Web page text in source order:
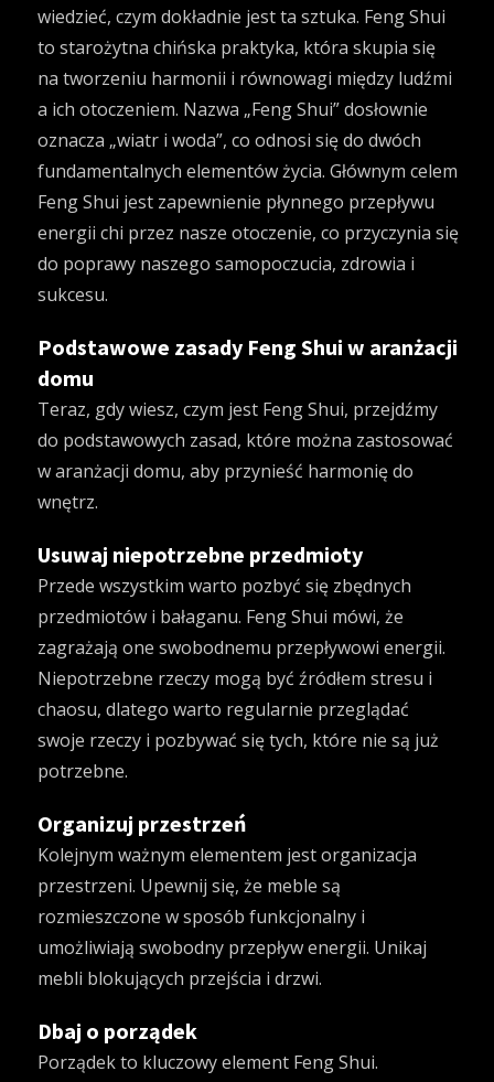
wiedzieć, czym dokładnie jest ta sztuka. Feng Shui
to starożytna chińska praktyka, która skupia się
na tworzeniu harmonii i równowagi między ludźmi
a ich otoczeniem. Nazwa „Feng Shui” dosłownie
oznacza „wiatr i woda”, co odnosi się do dwóch
fundamentalnych elementów życia. Głównym celem
Feng Shui jest zapewnienie płynnego przepływu
energii chi przez nasze otoczenie, co przyczynia się
do poprawy naszego samopoczucia, zdrowia i
sukcesu.
Podstawowe zasady Feng Shui w aranżacji
domu
Teraz, gdy wiesz, czym jest Feng Shui, przejdźmy
do podstawowych zasad, które można zastosować
w aranżacji domu, aby przynieść harmonię do
wnętrz.
Usuwaj niepotrzebne przedmioty
Przede wszystkim warto pozbyć się zbędnych
przedmiotów i bałaganu. Feng Shui mówi, że
zagrażają one swobodnemu przepływowi energii.
Niepotrzebne rzeczy mogą być źródłem stresu i
chaosu, dlatego warto regularnie przeglądać
swoje rzeczy i pozbywać się tych, które nie są już
potrzebne.
Organizuj przestrzeń
Kolejnym ważnym elementem jest organizacja
przestrzeni. Upewnij się, że meble są
rozmieszczone w sposób funkcjonalny i
umożliwiają swobodny przepływ energii. Unikaj
mebli blokujących przejścia i drzwi.
Dbaj o porządek
Porządek to kluczowy element Feng Shui.